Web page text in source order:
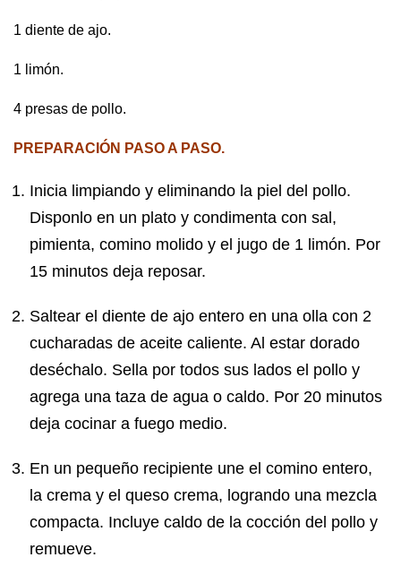
1 diente de ajo.
1 limón.
4 presas de pollo.
PREPARACIÓN PASO A PASO.
Inicia limpiando y eliminando la piel del pollo.
Disponlo en un plato y condimenta con sal,
pimienta, comino molido y el jugo de 1 limón. Por
15 minutos deja reposar.
Saltear el diente de ajo entero en una olla con 2
cucharadas de aceite caliente. Al estar dorado
deséchalo. Sella por todos sus lados el pollo y
agrega una taza de agua o caldo. Por 20 minutos
deja cocinar a fuego medio.
En un pequeño recipiente une el comino entero,
la crema y el queso crema, logrando una mezcla
compacta. Incluye caldo de la cocción del pollo y
remueve.